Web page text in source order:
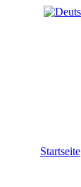
Startseite